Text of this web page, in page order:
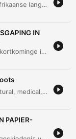
Hierdie episode verken die lewe van Suid-Afrikaanse langafstandvragmotorbestuurders en vergelyk die Hollywood-romantiek van die pad met die harde realiteit. Dit dek temas soos die emosionele tol van afwesigheid by die gesin, die gevare van misdaad en onveiligheid by trokstopplekke, asook die ekonomiese druk van transportmaatskappye. Verder word die uitdagings van onregverdige betaalstelsels en die ernstige impak van isolasie op geestesgesondheid bespreek. Dr. Michelle Diamond verduidelik hoe chroniese moegheid en stres die bestuurders beïnvloed, terwyl die sterk broederskap en onderlinge ondersteuning tussen bestuurders op die pad beklemtoon word.
IN
Hierdie episode ondersoek die historiese tekortkominge in motorveiligheidstoetse, wat tradisioneel op manlike anatomie gebaseer was, en die belangrikheid van die ontwikkeling van nuwe vroulike botstoetspoppe om die hoër risiko van ernstige beserings by vroue te verminder. Die gesprek fokus ook op die uitdagings van voertuigveiligheid in Afrika, waar die gebrek aan minimum regulasies lei tot die invoer van goedkoop voertuie met minder veiligheidstelsels. Die episode beklemtoon die noodsaaklikheid van inklusiewe ontwerp en die rol van NCAP-programme in die dryf van innovasie.
This documentary segment explores the cultural, medical, and religious perspectives on being born 'with the helm' (en caul). It examines personal anecdotes of perceived intuition alongside medical explanations that define the phenomenon as a rare but normal biological variation. The discussion further addresses the distinction between cultural traditions and biblical truths. The speaker argues that while subjective experiences may exist, believers should use the Bible as the ultimate standard to test any spiritual claims or supernatural assertions.
PAPIER-